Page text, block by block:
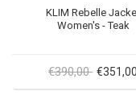
KLIM Rebelle
Women's - Teak
€390,00 €351,00